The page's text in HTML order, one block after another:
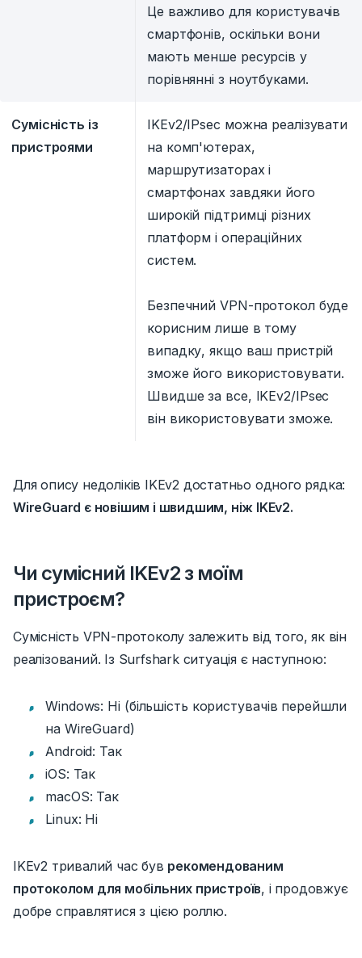
Це важливо для користувачів
смартфонів, оскільки вони
мають менше ресурсів у
порівнянні з ноутбуками.
Сумісність із
пристроями
IKEv2/IPsec можна реалізувати
на комп'ютерах,
маршрутизаторах і
смартфонах завдяки його
широкій підтримці різних
платформ і операційних
систем.
Безпечний VPN-протокол буде
корисним лише в тому
випадку, якщо ваш пристрій
зможе його використовувати.
Швидше за все, IKEv2/IPsec
він використовувати зможе.
Для опису недоліків IKEv2 достатньо одного рядка:
WireGuard є новішим і швидшим, ніж IKEv2.
Чи сумісний IKEv2 з моїм
пристроєм?
Сумісність VPN-протоколу залежить від того, як він
реалізований. Із Surfshark ситуація є наступною:
Windows: Ні (більшість користувачів перейшли
на WireGuard)
Android: Так
iOS: Так
macOS: Так
Linux: Ні
IKEv2 тривалий час був рекомендованим
протоколом для мобільних пристроїв, і продовжує
добре справлятися з цією роллю.